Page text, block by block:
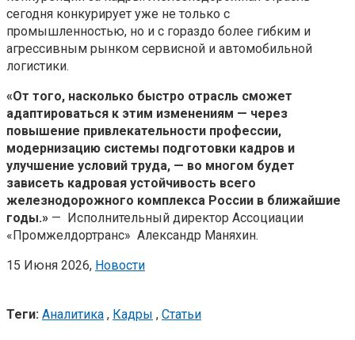
сегодня конкурирует уже не только с
промышленностью, но и с гораздо более гибким и
агрессивным рынком сервисной и автомобильной
логистики.
«От того, насколько быстро отрасль сможет
адаптироваться к этим изменениям — через
повышение привлекательности профессии,
модернизацию системы подготовки кадров и
улучшение условий труда, — во многом будет
зависеть кадровая устойчивость всего
железнодорожного комплекса России в ближайшие
годы.» — Исполнительный директор Ассоциации
«Промжелдортранс» Александр Маняхин.
15 Июня 2026, Новости
Теги: Аналитика , Кадры , Статьи